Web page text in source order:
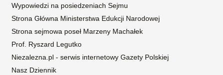
Wypowiedzi na posiedzeniach Sejmu
Strona Główna Ministerstwa Edukcji Narodowej
Strona sejmowa poseł Marzeny Machałek
Prof. Ryszard Legutko
Niezalezna.pl - serwis internetowy Gazety Polskiej
Nasz Dziennik